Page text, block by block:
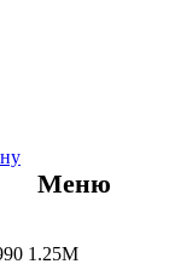
Меню
1.25M